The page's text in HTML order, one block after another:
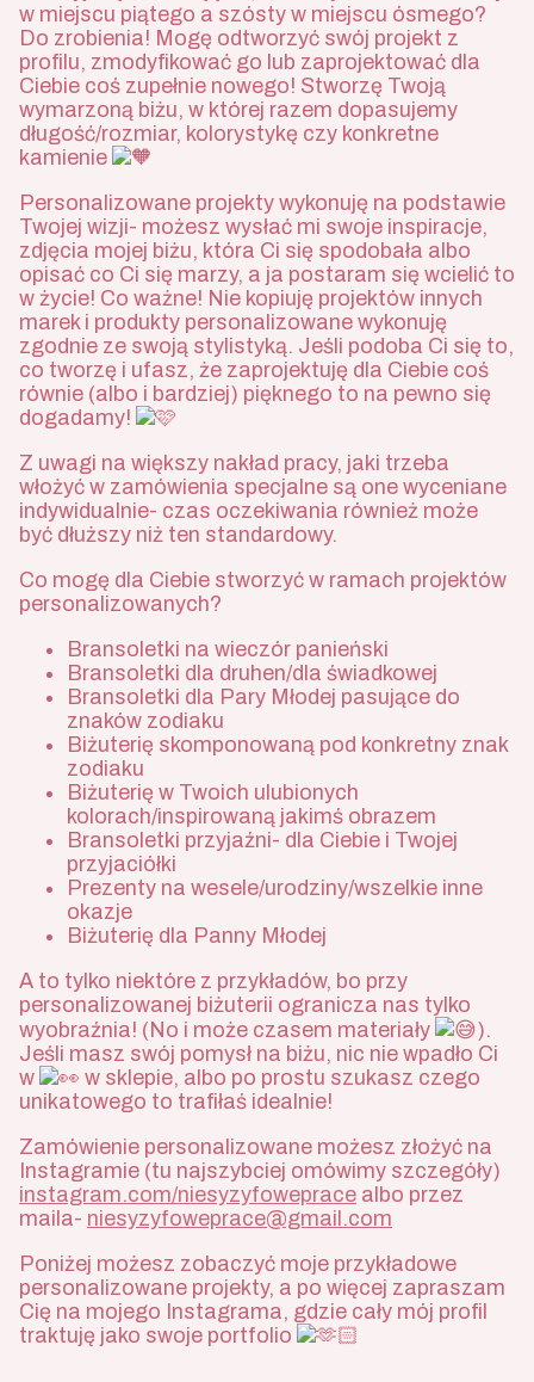
w miejscu piątego a szósty w miejscu ósmego?
Do zrobienia! Mogę odtworzyć swój projekt z
profilu, zmodyfikować go lub zaprojektować dla
Ciebie coś zupełnie nowego! Stworzę Twoją
wymarzoną biżu, w której razem dopasujemy
długość/rozmiar, kolorystykę czy konkretne
kamienie
Personalizowane projekty wykonuję na podstawie
Twojej wizji- możesz wysłać mi swoje inspiracje,
zdjęcia mojej biżu, która Ci się spodobała albo
opisać co Ci się marzy, a ja postaram się wcielić to
w życie! Co ważne! Nie kopiuję projektów innych
marek i produkty personalizowane wykonuję
zgodnie ze swoją stylistyką. Jeśli podoba Ci się to,
co tworzę i ufasz, że zaprojektuję dla Ciebie coś
równie (albo i bardziej) pięknego to na pewno się
dogadamy!
Z uwagi na większy nakład pracy, jaki trzeba
włożyć w zamówienia specjalne są one wyceniane
indywidualnie- czas oczekiwania również może
być dłuższy niż ten standardowy.
Co mogę dla Ciebie stworzyć w ramach projektów
personalizowanych?
Bransoletki na wieczór panieński
Bransoletki dla druhen/dla świadkowej
Bransoletki dla Pary Młodej pasujące do
znaków zodiaku
Biżuterię skomponowaną pod konkretny znak
zodiaku
Biżuterię w Twoich ulubionych
kolorach/inspirowaną jakimś obrazem
Bransoletki przyjaźni- dla Ciebie i Twojej
przyjaciółki
Prezenty na wesele/urodziny/wszelkie inne
okazje
Biżuterię dla Panny Młodej
A to tylko niektóre z przykładów, bo przy
personalizowanej biżuterii ogranicza nas tylko
wyobraźnia! (No i może czasem materiały
).
Jeśli masz swój pomysł na biżu, nic nie wpadło Ci
w
w sklepie, albo po prostu szukasz czego
unikatowego to trafiłaś idealnie!
Zamówienie personalizowane możesz złożyć na
Instagramie (tu najszybciej omówimy szczegóły)
instagram.com/niesyzyfoweprace albo przez
maila- niesyzyfoweprace@gmail.com
Poniżej możesz zobaczyć moje przykładowe
personalizowane projekty, a po więcej zapraszam
Cię na mojego Instagrama, gdzie cały mój profil
traktuję jako swoje portfolio